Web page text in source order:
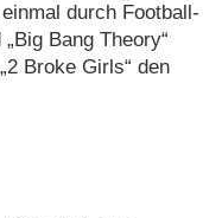
durch Football-
Bang Theory“
Broke Girls“ den